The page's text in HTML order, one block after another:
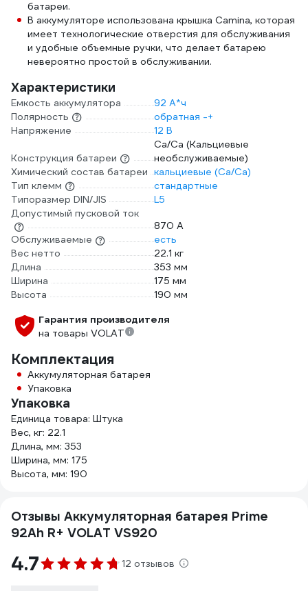
батареи.
В аккумуляторе использована крышка Camina, которая
имеет технологические отверстия для обслуживания
и удобные объемные ручки, что делает батарею
невероятно простой в обслуживании.
Характеристики
Емкость аккумулятора
92 А*ч
Полярность
обратная -+
Напряжение
12 В
Конструкция батареи
Ca/Ca (Кальциевые
необслуживаемые)
Химический состав батареи кальциевые (Ca/Ca)
Тип клемм
стандартные
Типоразмер DIN/JIS
L5
Допустимый пусковой ток
870 А
Обслуживаемые
есть
Вес нетто
22.1 кг
Длина
353 мм
Ширина
175 мм
Высота
190 мм
Гарантия производителя
на товары VOLAT
Комплектация
Аккумуляторная батарея
Упаковка
Упаковка
Единица товара: Штука
Вес, кг: 22.1
Длина, мм: 353
Ширина, мм: 175
Высота, мм: 190
Отзывы Аккумуляторная батарея Prime
92Ah R+ VOLAT VS920
4.7 12 отзывов